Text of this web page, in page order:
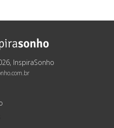
InspiraSonho